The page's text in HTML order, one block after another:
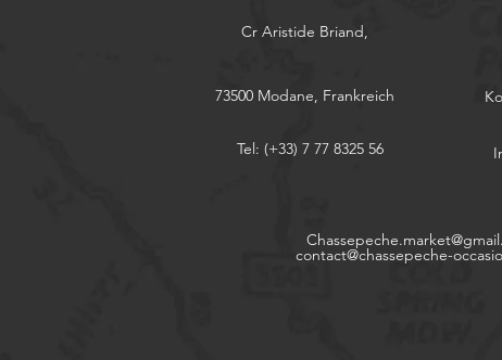
Cr Aristide Briand,
73500 Modane, Frankreich
Tel: (+33) 7 77 8325 56
contact@chassepeche-